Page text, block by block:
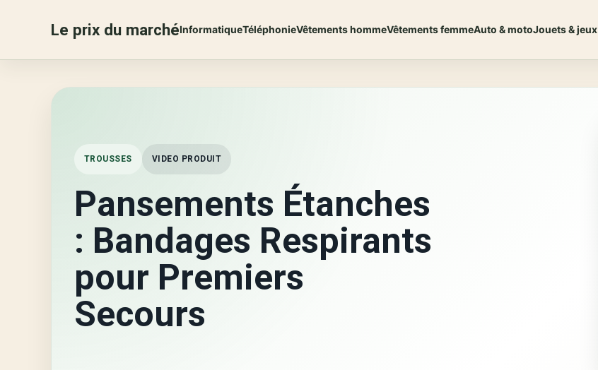
Le prix du marchéInformatiqueTéléphonieVêtements hommeVêtements femmeAuto & motoJouets & jeux
TROUSSES VIDEO PRODUIT
Pansements Étanches
: Bandages Respirants
pour Premiers
Secours